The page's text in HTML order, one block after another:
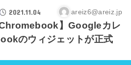
2021.11.04 areiz6@areiz.jp
Chromebook】Googleカレ
のウィジェットが正式